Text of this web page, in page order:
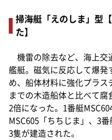
掃海艇「えのしま」型
た】
機雷の除去など、海上交
艦艇。磁気に反応して爆
め、船体材料に強化プラス
までの木造船体と比べて
2倍になった。1番艇
MSC605「ちちじま」、3
3隻が建造された。